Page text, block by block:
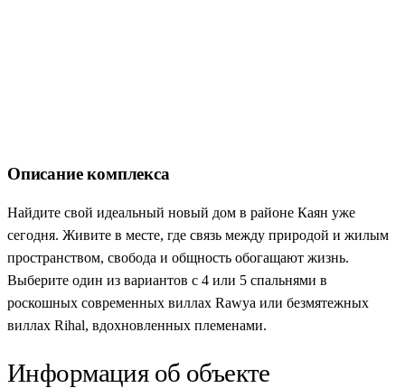
Описание комплекса
Найдите свой идеальный новый дом в районе Каян уже
сегодня. Живите в месте, где связь между природой и жилым
пространством, свобода и общность обогащают жизнь.
Выберите один из вариантов с 4 или 5 спальнями в
роскошных современных виллах Rawya или безмятежных
виллах Rihal, вдохновленных племенами.
Информация об объекте